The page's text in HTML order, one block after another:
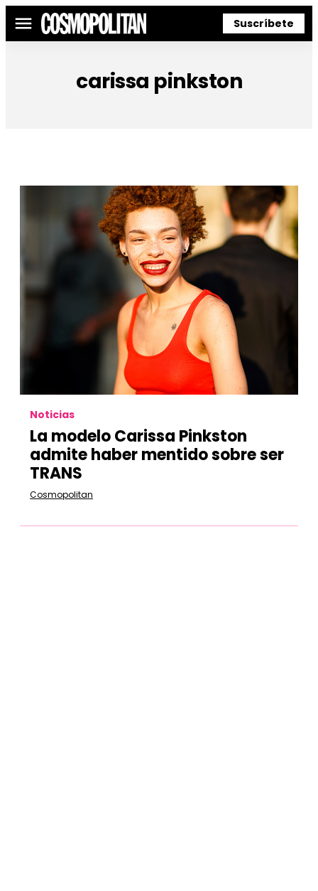
Menú Suscríbete
carissa pinkston
Noticias
La modelo Carissa Pinkston
admite haber mentido sobre ser
TRANS
Cosmopolitan